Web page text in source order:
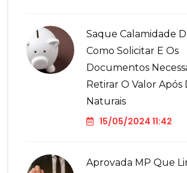
Saque Calamidade
Como Solicitar E Os
Documentos
Retirar O Valor Após
Naturais
15/05/2024 11:42
Aprovada MP Que